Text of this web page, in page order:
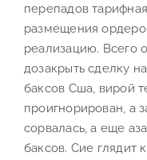
перепадов
размещения
реализацию. Всего
дозакрыть сделку
баксов Сша, вирой
проигнорирован, а
сорвалась, а еще
баксов. Сие глядит